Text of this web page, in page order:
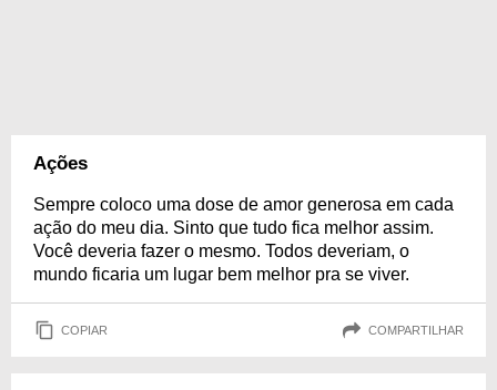
Ações
Sempre coloco uma dose de amor generosa em cada
ação do meu dia. Sinto que tudo fica melhor assim.
Você deveria fazer o mesmo. Todos deveriam, o
mundo ficaria um lugar bem melhor pra se viver.
COPIAR COMPARTILHAR